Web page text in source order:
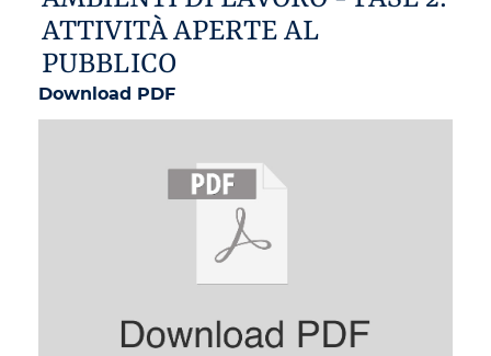
ATTIVITÀ APERTE AL
PUBBLICO
Download PDF